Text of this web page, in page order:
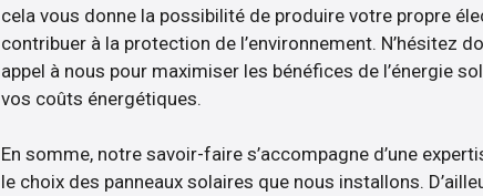
cela vous donne la possibilité de produire votre propre
contribuer à la protection de l’environnement. N’hésitez
appel à nous pour maximiser les bénéfices de l’énergie
vos coûts énergétiques.
En somme, notre savoir-faire s’accompagne d’une
le choix des panneaux solaires que nous installons.